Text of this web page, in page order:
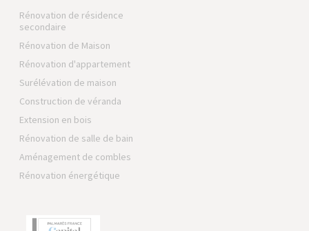
Rénovation de résidence
secondaire
Rénovation de Maison
Rénovation d'appartement
Surélévation de maison
Construction de véranda
Extension en bois
Rénovation de salle de bain
Aménagement de combles
Rénovation énergétique